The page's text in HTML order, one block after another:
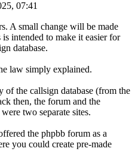
07:41
A small change will be made
intended to make it easier for
database.
law simply explained.
the callsign database (from the
then, the forum and the
two separate sites.
the phpbb forum as a
you could create pre-made